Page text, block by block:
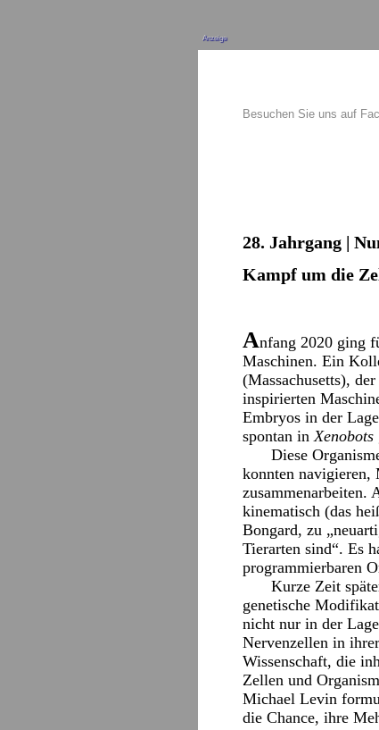
Anzeige
Besuchen Sie uns auf
28. Jahrgang |
Kampf um die
Anfang 2020 ging
Maschinen. Ein
(Massachusetts),
inspirierten
Embryos in der
spontan inXenobots
Diese
konnten navigieren,
zusammenarbeiten.
kinematisch (das
Bongard, zu
Tierarten sind“. Es
programmierbaren
Kurze Zeit
genetische
nicht nur in der
Nervenzellen in
Wissenschaft, die
Zellen und
Michael Levin
die Chance, ihre